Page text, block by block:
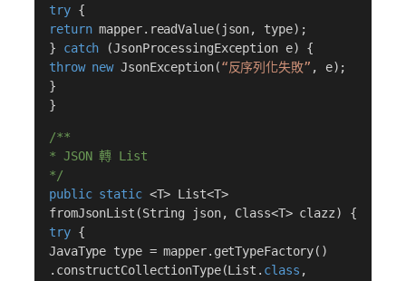
try{
returnmapper.readValue(json, type);
} catch (JsonProcessingException e) {
throw newJsonException(“反序列化失敗” , e);
}
}
/**
* JSON 轉 List
*/
public static<T> List<T>
fromJsonList(String json, Class<T> clazz) {
try{
JavaType type = mapper.getTypeFactory()
.constructCollectionType(List. class ,